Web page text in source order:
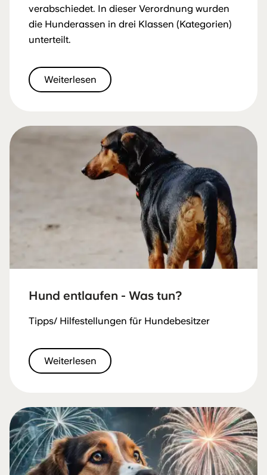
verabschiedet. In dieser Verordnung wurden
die Hunderassen in drei Klassen (Kategorien)
unterteilt.
Weiterlesen
Hund entlaufen - Was tun?
Tipps/ Hilfestellungen für Hundebesitzer
Weiterlesen